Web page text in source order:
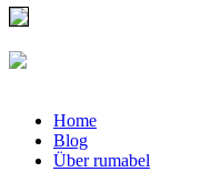
Home
Blog
Über rumabel